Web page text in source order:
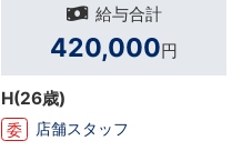
給与合計
420,000円
H(26歳)
委 店舗スタッフ